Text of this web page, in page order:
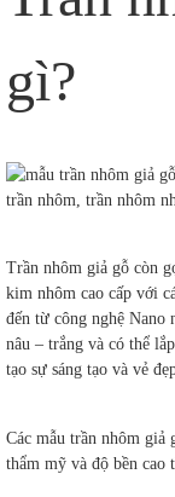
gì?
Trần nhôm giả gỗ còn
kim nhôm cao cấp với
đến từ công nghệ
nâu – trắng và có thể
tạo sự sáng tạo và vẻ
Các mẫu trần nhôm
thẩm mỹ và độ bền cao